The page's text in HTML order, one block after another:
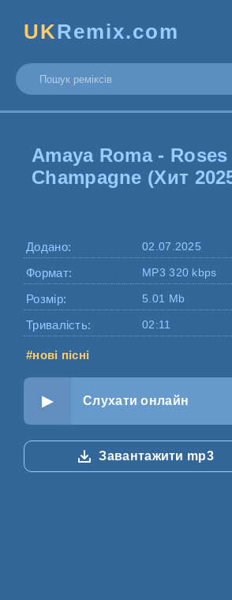
UKRemix.com
Amaya Roma - Roses
Champagne (Хит
Додано: 02.07.2025
Формат: MP3 320 kbps
Розмір: 5.01 Mb
Тривалість: 02:11
#нові пісні
Слухати онлайн
Завантажити mp3